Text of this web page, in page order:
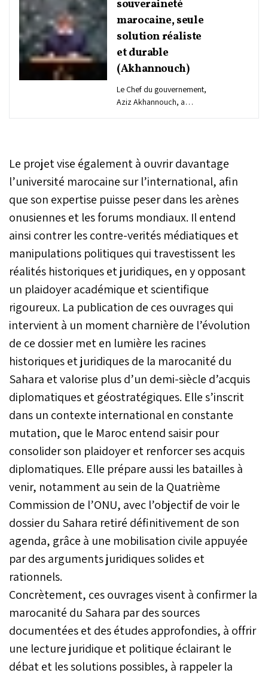
souveraineté
marocaine, seule
solution réaliste
et durable
(Akhannouch)
Le Chef du gouvernement,
Aziz Akhannouch, a
solution réaliste et durable
au différend régional
marocain.
Le projet vise également à ouvrir davantage
l’université marocaine sur l’international, afin
que son expertise puisse peser dans les arènes
onusiennes et les forums mondiaux. Il entend
ainsi contrer les contre-verités médiatiques et
manipulations politiques qui travestissent les
réalités historiques et juridiques, en y opposant
un plaidoyer académique et scientifique
rigoureux. La publication de ces ouvrages qui
intervient à un moment charnière de l’évolution
de ce dossier met en lumière les racines
historiques et juridiques de la marocanité du
Sahara et valorise plus d’un demi-siècle d’acquis
diplomatiques et géostratégiques. Elle s’inscrit
dans un contexte international en constante
mutation, que le Maroc entend saisir pour
consolider son plaidoyer et renforcer ses acquis
diplomatiques. Elle prépare aussi les batailles à
venir, notamment au sein de la Quatrième
Commission de l’ONU, avec l’objectif de voir le
dossier du Sahara retiré définitivement de son
agenda, grâce à une mobilisation civile appuyée
par des arguments juridiques solides et
rationnels.
Concrètement, ces ouvrages visent à confirmer la
marocanité du Sahara par des sources
documentées et des études approfondies, à offrir
une lecture juridique et politique éclairant le
débat et les solutions possibles, à rappeler la